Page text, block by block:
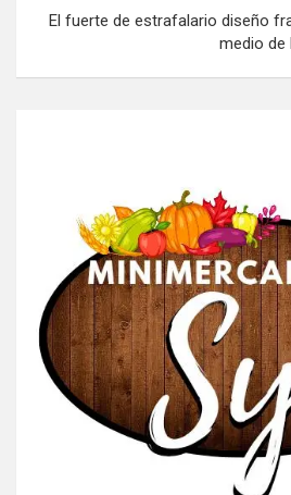
El fuerte de estrafalario diseño
medio de